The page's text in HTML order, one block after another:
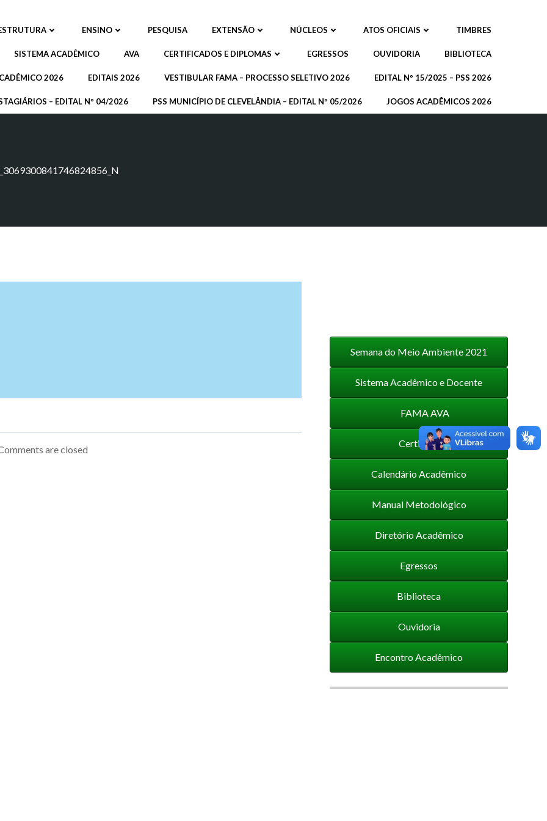
ENSINO PESQUISA EXTENSÃO NÚCLEOS ATOS OFICIAIS TIMBRES
SISTEMA ACADÊMICO AVA CERTIFICADOS E DIPLOMAS EGRESSOS OUVIDORIA BIBLIOTECA
2026 EDITAIS 2026 VESTIBULAR FAMA – PROCESSO SELETIVO 2026 EDITAL Nº 15/2025 – PSS 2026
– EDITAL Nº 04/2026 PSS MUNICÍPIO DE CLEVELÂNDIA – EDITAL Nº 05/2026 JOGOS ACADÊMICOS 2026
are closed
Semana do Meio Ambiente 2021
Sistema Acadêmico e Docente
FAMA AVA
Certificados
Calendário Acadêmico
Manual Metodológico
Diretório Acadêmico
Egressos
Biblioteca
Ouvidoria
Encontro Acadêmico